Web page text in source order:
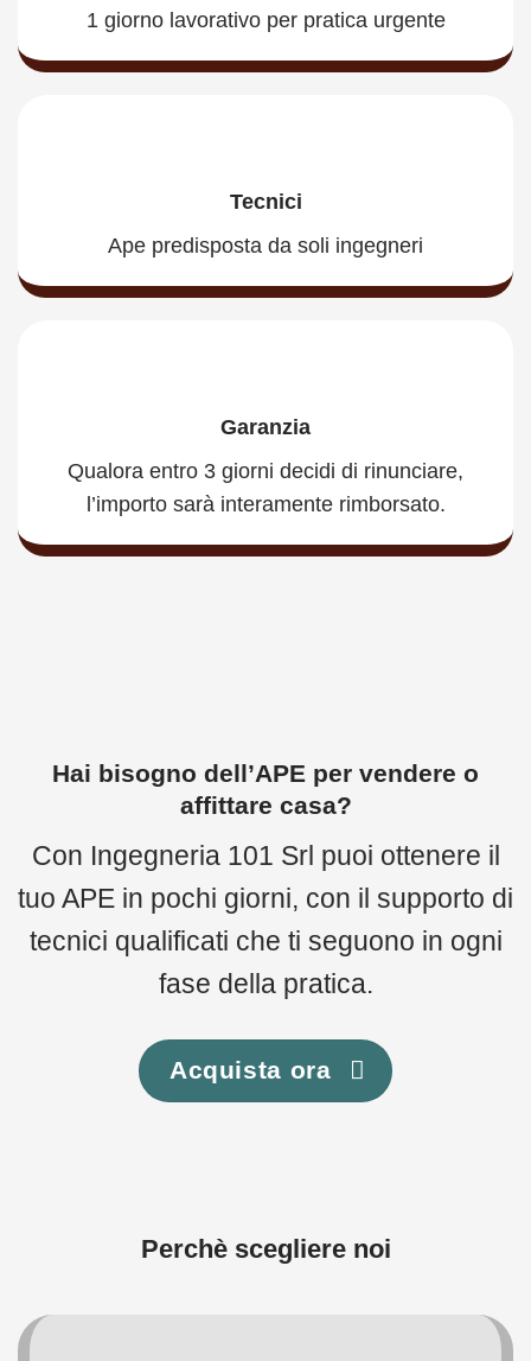
1 giorno lavorativo per pratica urgente
Tecnici
Ape predisposta da soli ingegneri
Garanzia
Qualora entro 3 giorni decidi di rinunciare,
l’importo sarà interamente rimborsato.
Hai bisogno dell’APE per vendere o
affittare casa?
Con Ingegneria 101 Srl puoi ottenere il
tuo APE in pochi giorni, con il supporto di
tecnici qualificati che ti seguono in ogni
fase della pratica.
Acquista ora
Perchè scegliere noi